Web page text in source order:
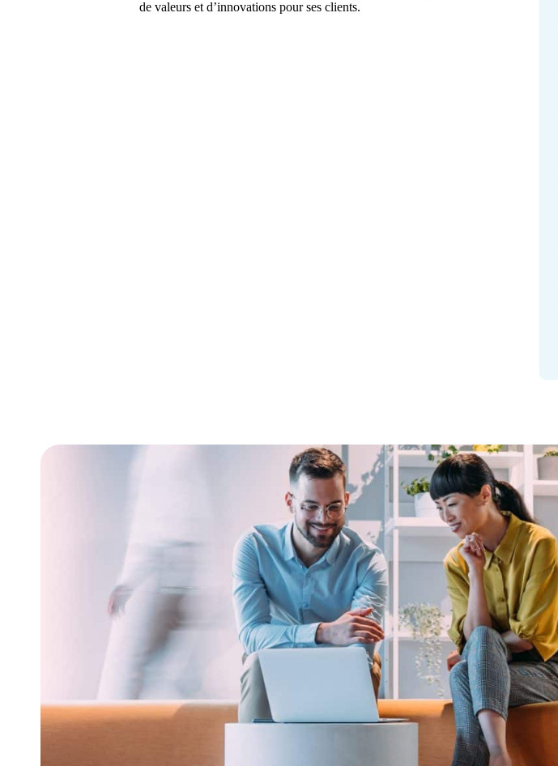
de valeurs et d’innovations pour ses clients.